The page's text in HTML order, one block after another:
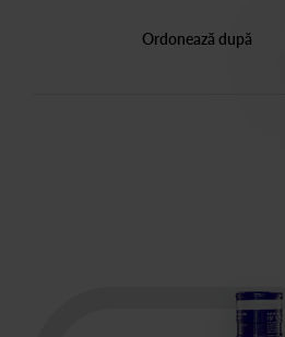
Ordonează după
22
Cafea KAFUNE - cafea